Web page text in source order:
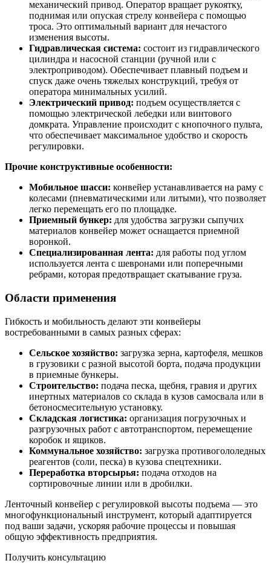
механический привод. Оператор вращает рукоятку,
поднимая или опуская стрелу конвейера с помощью
троса. Это оптимальный вариант для нечастого
изменения высоты.
Гидравлическая система: состоит из гидравлического
цилиндра и насосной станции (ручной или с
электроприводом). Обеспечивает плавный подъем и
спуск даже очень тяжелых конструкций, требуя от
оператора минимальных усилий.
Электрический привод: подъем осуществляется с
помощью электрической лебедки или винтового
домкрата. Управление происходит с кнопочного пульта,
что обеспечивает максимальное удобство и скорость
регулировки.
Прочие конструктивные особенности:
Мобильное шасси: конвейер устанавливается на раму с
колесами (пневматическими или литыми), что позволяет
легко перемещать его по площадке.
Приемный бункер: для удобства загрузки сыпучих
материалов конвейер может оснащается приемной
воронкой.
Специализированная лента: для работы под углом
используется лента с шевронами или поперечными
ребрами, которая предотвращает скатывание груза.
Области применения
Гибкость и мобильность делают эти конвейеры
востребованными в самых разных сферах:
Сельское хозяйство: загрузка зерна, картофеля, мешков
в грузовики с разной высотой борта, подача продукции
в приемные бункеры.
Строительство: подача песка, щебня, гравия и других
инертных материалов со склада в кузов самосвала или в
бетоносмесительную установку.
Складская логистика: организация погрузочных и
разгрузочных работ с автотранспортом, перемещение
коробок и ящиков.
Коммунальное хозяйство: загрузка противогололедных
реагентов (соли, песка) в кузова спецтехники.
Переработка вторсырья: подача отходов на
сортировочные линии или в дробилки.
Ленточный конвейер с регулировкой высоты подъема — это
многофункциональный инструмент, который адаптируется
под ваши задачи, ускоряя рабочие процессы и повышая
общую эффективность предприятия.
Получить консультацию